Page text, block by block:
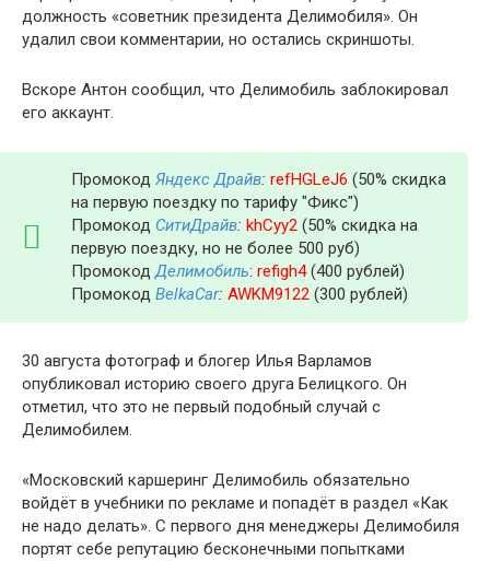
должность «советник президента Делимобиля». Он
удалил свои комментарии, но остались скриншоты.
Вскоре Антон сообщил, что Делимобиль заблокировал
его аккаунт.
Промокод Яндекс Драйв: refHGLeJ6 (50% скидка
на первую поездку по тарифу "Фикс")
Промокод СитиДрайв: khCyy2 (50% скидка на
первую поездку, но не более 500 руб)
ПромокодДелимобиль: refigh4(400 рублей)
Промокод BelkaCar: AWKM9122 (300 рублей)
30 августа фотограф и блогер Илья Варламов
опубликовал историю своего друга Белицкого. Он
отметил, что это не первый подобный случай с
Делимобилем.
«Московский каршеринг Делимобиль обязательно
войдёт в учебники по рекламе и попадёт в раздел «Как
не надо делать». С первого дня менеджеры Делимобиля
портят себе репутацию бесконечными попытками